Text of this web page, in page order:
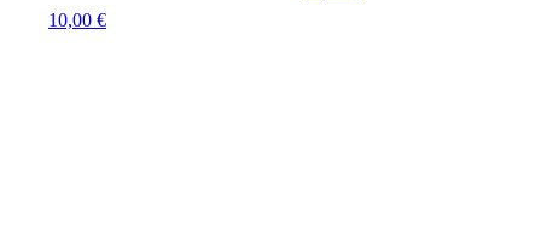
10,00 €